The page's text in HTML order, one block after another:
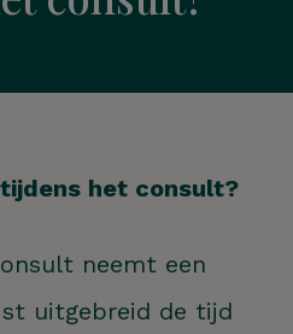
het consult?
neemt een
uitgebreid de tijd